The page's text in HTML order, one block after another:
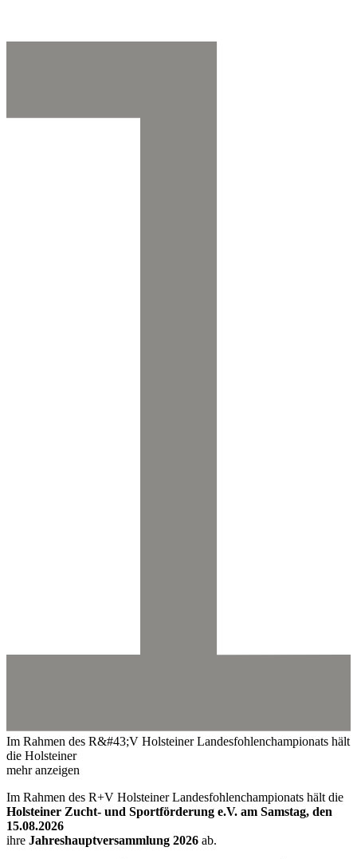
Im Rahmen des R&#43;V Holsteiner Landesfohlenchampionats hält
die Holsteiner
mehr anzeigen
Im Rahmen des R+V Holsteiner Landesfohlenchampionats hält die
Holsteiner Zucht- und Sportförderung e.V. am Samstag, den
15.08.2026
ihre Jahreshauptversammlung 2026 ab.